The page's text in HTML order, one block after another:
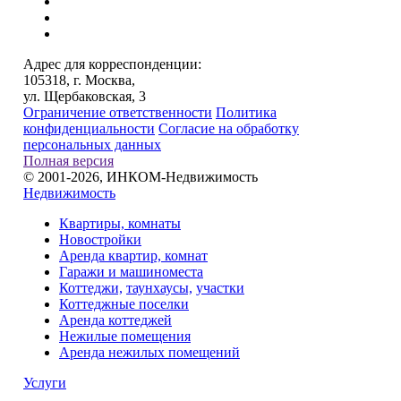
Инфраструктура
безопасна: двор свободен от автотранспорта, вдоволь
мест для прогулок, есть игровые площадки для детей;
система распознавания лиц исключает допуск
посторонних. В непосредственной близости
располагаются прекрасный парк и заказник, где
летом можно загорать и кататься на лодке. Локация
для удовлетворения ежедневных потребностей.
Проезд
Из "Тропарево Парк" рукой подать до МКАД, хотя и
дорога до центра или Внуково не займет много времени.
Адрес для корреспонденции:
105318, г. Москва,
ул. Щербаковская, 3
Ограничение ответственности Политика
конфиденциальности Согласие на обработку
персональных данных
Полная версия
© 2001-2026, ИНКОМ-Недвижимость
Недвижимость
Квартиры, комнаты
Новостройки
Аренда квартир, комнат
Гаражи и машиноместа
Коттеджи, таунхаусы, участки
Коттеджные поселки
Аренда коттеджей
Нежилые помещения
Аренда нежилых помещений
Услуги